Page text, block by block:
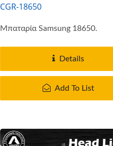
CGR-18650
Μπαταρία Samsung 18650.
Details
Add To List